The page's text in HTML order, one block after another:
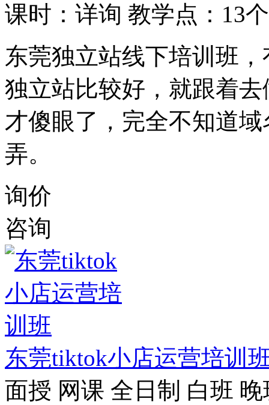
课时：详询 教学点：13个
东莞独立站线下培训班
独立站比较好，就跟着
才傻眼了，完全不知道
弄。
询价
咨询
东莞tiktok小店运营培训
面授 网课 全日制 白班 晚